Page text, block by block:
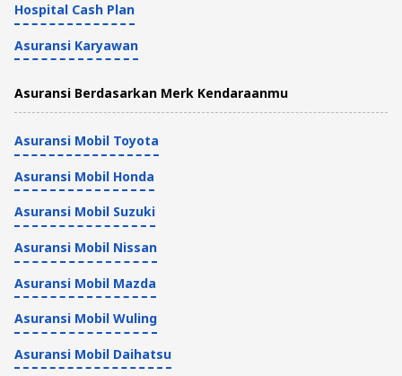
Hospital Cash Plan
Asuransi Karyawan
Asuransi Berdasarkan Merk Kendaraanmu
Asuransi Mobil Toyota
Asuransi Mobil Honda
Asuransi Mobil Suzuki
Asuransi Mobil Nissan
Asuransi Mobil Mazda
Asuransi Mobil Wuling
Asuransi Mobil Daihatsu